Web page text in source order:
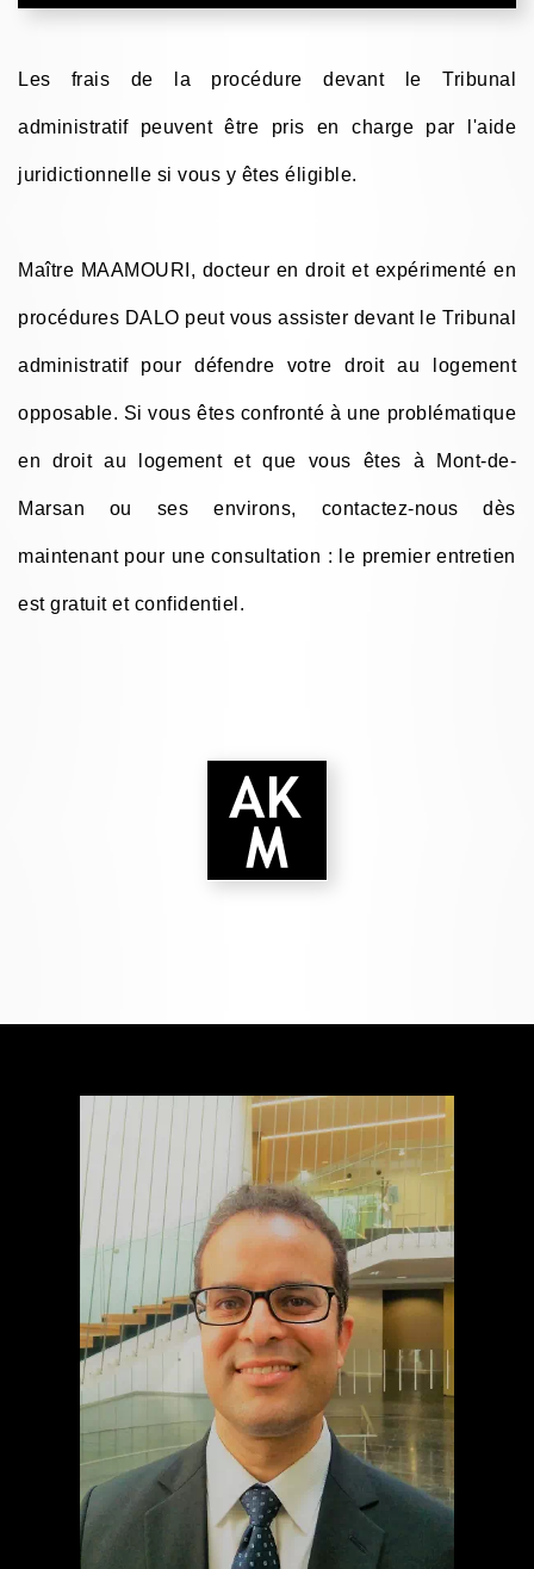
Les frais de la procédure devant le Tribunal
administratif peuvent être pris en charge par l'aide
juridictionnelle si vous y êtes éligible.
Maître MAAMOURI, docteur en droit et expérimenté en
procédures DALO peut vous assister devant le Tribunal
administratif pour défendre votre droit au logement
opposable. Si vous êtes confronté à une problématique
en droit au logement et que vous êtes à Mont-de-
Marsan ou ses environs, contactez-nous dès
maintenant pour une consultation : le premier entretien
est gratuit et confidentiel.